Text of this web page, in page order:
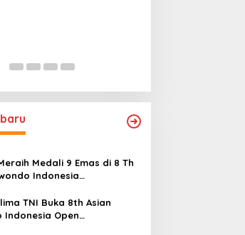
Medali 9 Emas di 8 Th
Indonesia
TNI Buka 8th Asian
Indonesia Open